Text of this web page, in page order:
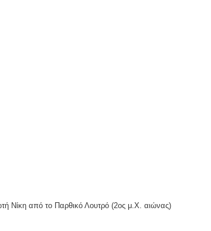
Νίκη από το Παρθικό Λουτρό (2ος μ.Χ. αιώνας)